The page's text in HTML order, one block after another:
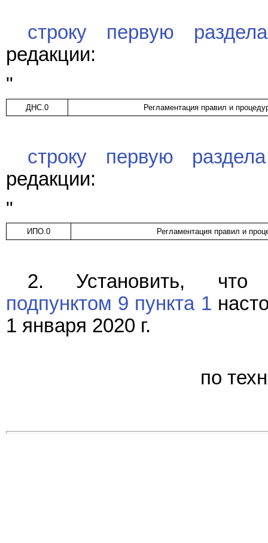
строку первую
редакции:
"
ДНС.0 Регламентация правил и
строку первую
редакции:
"
ИПО.0 Регламентация правил и
2. Установить, что
подпунктом 9 пункта 1
1 января 2020 г.
по